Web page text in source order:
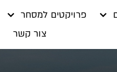
פרויקטים למסחר
צור קשר